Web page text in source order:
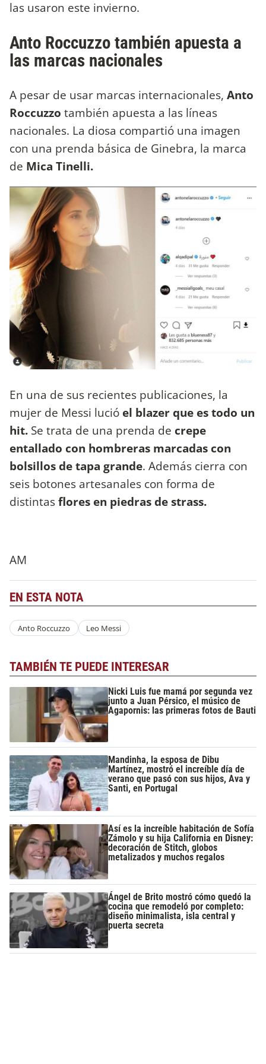
las usaron este invierno.
Anto Roccuzzo también apuesta a
las marcas nacionales
A pesar de usar marcas internacionales, Anto
Roccuzzo también apuesta a las líneas
nacionales. La diosa compartió una imagen
con una prenda básica de Ginebra, la marca
de Mica Tinelli.
En una de sus recientes publicaciones, la
mujer de Messi lució el blazer que es todo un
hit. Se trata de una prenda de crepe
entallado con hombreras marcadas con
bolsillos de tapa grande. Además cierra con
seis botones artesanales con forma de
distintasflores en piedras de strass.
AM
EN ESTA NOTA
Anto Roccuzzo Leo Messi
TAMBIÉN TE PUEDE INTERESAR
Nicki Luis fue mamá por segunda vez
junto a Juan Pérsico, el músico de
Agapornis: las primeras fotos de Bauti
Mandinha, la esposa de Dibu
Martínez, mostró el increíble día de
verano que pasó con sus hijos, Ava y
Santi, en Portugal
Así es la increíble habitación de Sofía
Zámolo y su hija California en Disney:
decoración de Stitch, globos
metalizados y muchos regalos
Ángel de Brito mostró cómo quedó la
cocina que remodeló por completo:
diseño minimalista, isla central y
puerta secreta